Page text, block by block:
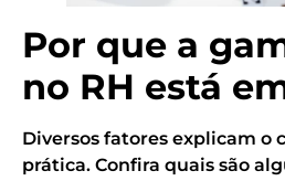
Por que a
no RH está
Diversos fatores explicam o
prática. Confira quais são